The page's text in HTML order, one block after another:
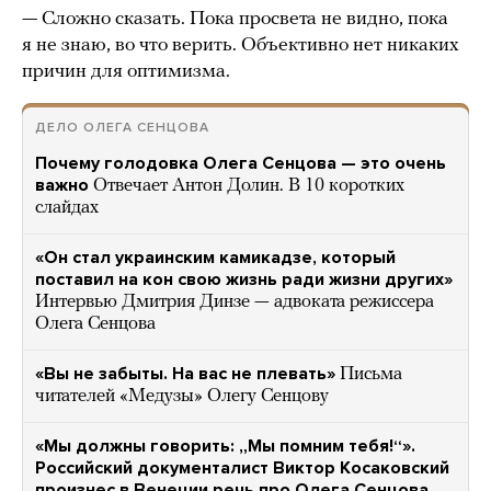
— Сложно сказать. Пока просвета не видно, пока
я не знаю, во что верить. Объективно нет никаких
причин для оптимизма.
ДЕЛО ОЛЕГА СЕНЦОВА
Почему голодовка Олега Сенцова — это очень
важно Отвечает Антон Долин. В 10 коротких
слайдах
«Он стал украинским камикадзе, который
поставил на кон свою жизнь ради жизни других»
Интервью Дмитрия Динзе — адвоката режиссера
Олега Сенцова
«Вы не забыты. На вас не плевать» Письма
читателей «Медузы» Олегу Сенцову
«Мы должны говорить: „Мы помним тебя!“».
Российский документалист Виктор Косаковский